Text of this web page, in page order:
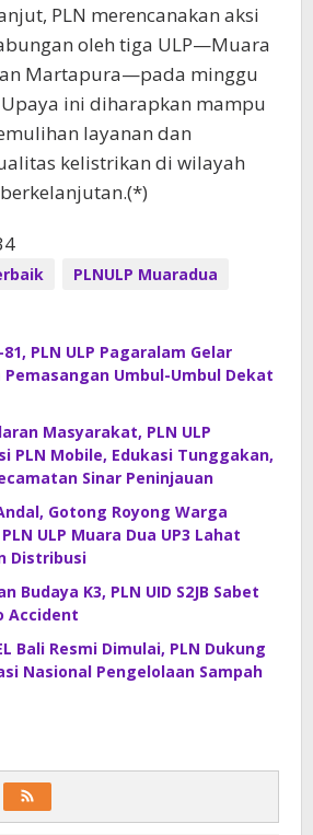
PLN merencanakan aksi
oleh tiga ULP—Muara
Martapura—pada minggu
ini diharapkan mampu
layanan dan
kelistrikan di wilayah
PLNULP Muaradua
PLN ULP Pagaralam Gelar
Pemasangan Umbul-Umbul Dekat
Masyarakat, PLN ULP
PLN Mobile, Edukasi Tunggakan,
Sinar Peninjauan
Gotong Royong Warga
ULP Muara Dua UP3 Lahat
Distribusi
Budaya K3, PLN UID S2JB Sabet
Accident
Bali Resmi Dimulai, PLN Dukung
Nasional Pengelolaan Sampah